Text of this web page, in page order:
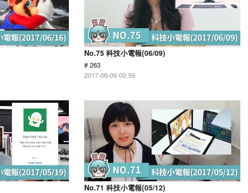
No.75 科技小電報(06/09)
# 263
2017-06-09 00:59
No.71 科技小電報(05/12)